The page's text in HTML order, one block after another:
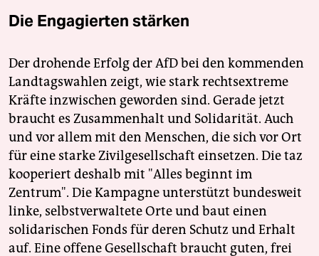
Die Engagierten stärken
Der drohende Erfolg der AfD bei den kommenden
Landtagswahlen zeigt, wie stark rechtsextreme
Kräfte inzwischen geworden sind. Gerade jetzt
braucht es Zusammenhalt und Solidarität. Auch
und vor allem mit den Menschen, die sich vor Ort
für eine starke Zivilgesellschaft einsetzen. Die taz
kooperiert deshalb mit "Alles beginnt im
Zentrum". Die Kampagne unterstützt bundesweit
linke, selbstverwaltete Orte und baut einen
solidarischen Fonds für deren Schutz und Erhalt
auf. Eine offene Gesellschaft braucht guten, frei